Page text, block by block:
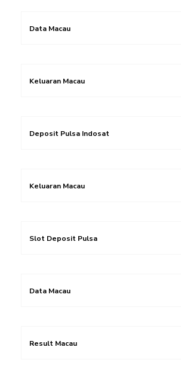
Data Macau
Keluaran Macau
Deposit Pulsa Indosat
Keluaran Macau
Slot Deposit Pulsa
Data Macau
Result Macau